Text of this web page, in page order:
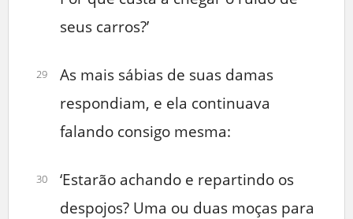
seus carros?’
29
As mais sábias de suas damas
respondiam, e ela continuava
falando consigo mesma:
30
‘Estarão achando e repartindo os
despojos? Uma ou duas moças para